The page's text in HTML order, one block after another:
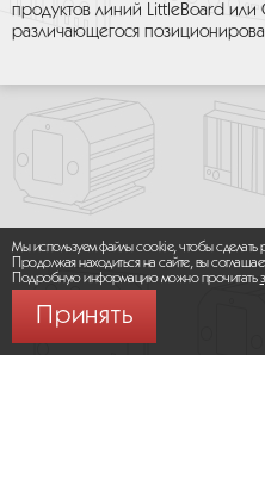
продуктов линий LittleBoard или
различающегося
Мы используем файлы cookie, чтобы сделать
Продолжая находиться на сайте, вы
Подробную информацию можно прочитать
Принять